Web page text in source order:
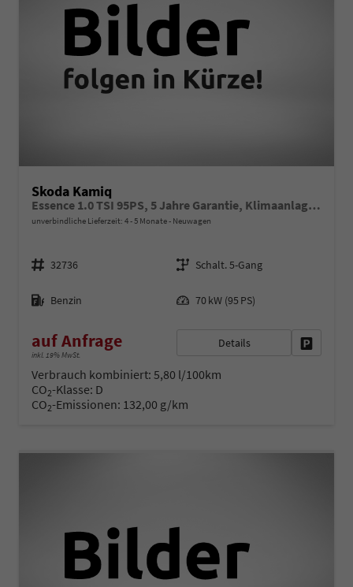
Skoda Kamiq
Essence 1.0 TSI 95PS, 5 Jahre Garantie, Klimaanlage, Radio 8"/Bluetooth, Parksensoren hinten, LED-Scheinwerfer, Dachreling, Virtual Cockpit
unverbindliche Lieferzeit: 4 - 5 Monate Neuwagen
Fahrzeugnr.
32736
Getriebe
Schalt. 5-Gang
Kraftstoff
Benzin 70 kW (95 PS)
auf Anfrage
inkl. 19% MwSt.
Details
Verbrauch kombiniert: 5,80 l/100km
CO2-Klasse: D
CO2-Emissionen: 132,00 g/km